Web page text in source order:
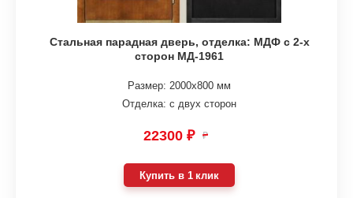
Стальная парадная дверь, отделка: МДФ с 2-х
сторон МД-1961
Размер: 2000х800 мм
Отделка: с двух сторон
22300 ₽ ₽
Купить в 1 клик